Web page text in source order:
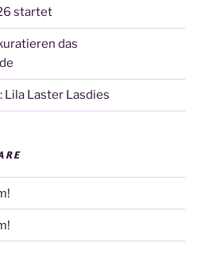
startet
das
Lila Laster Lasdies